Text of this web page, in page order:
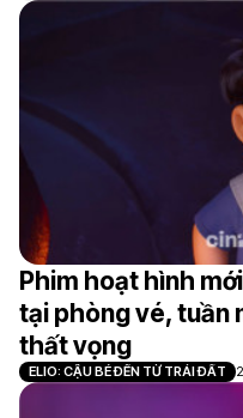
Phim hoạt hình
tại phòng vé, tuần
thất vọng
ELIO: CẬU BÉ ĐẾN TỪ TRÁI ĐẤT